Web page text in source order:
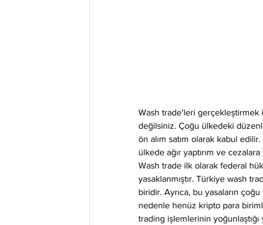
Wash trade'leri gerçekleştirmek
değilsiniz. Çoğu ülkedeki
ön alım satım olarak kabul
ülkede ağır yaptırım ve
Wash trade ilk olarak federal
yasaklanmıştır. Türkiye wash
biridir. Ayrıca, bu yasaların
nedenle henüz kripto para
trading işlemlerinin